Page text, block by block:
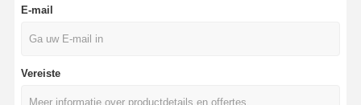
E-mail
Vereiste